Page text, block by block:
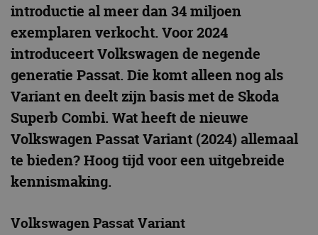
introductie al meer dan 34 miljoen
exemplaren verkocht. Voor 2024
introduceert Volkswagen de negende
generatie Passat. Die komt alleen nog als
Variant en deelt zijn basis met de Skoda
Superb Combi. Wat heeft de nieuwe
Volkswagen Passat Variant (2024) allemaal
te bieden? Hoog tijd voor een uitgebreide
kennismaking.
Volkswagen Passat Variant